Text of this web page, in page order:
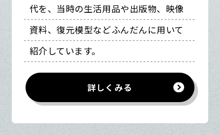
代を、当時の生活用品や出版物、映像
資料、復元模型などふんだんに用いて
紹介しています。
詳しくみる